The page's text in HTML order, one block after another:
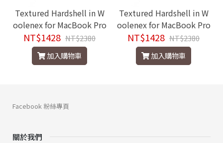
Textured Hardshell in W
oolenex for MacBook Pro
13"-Thunderbolt 3 (USB-
C) 2020~2022
NT$1428 NT$2380
加入購物車
Textured Hardshell in W
oolenex for MacBook Pro
13"-Thunderbolt 3 (USB-
C) 2020~2022
NT$1428 NT$2380
加入購物車
關於我們
Facebook 粉絲專頁